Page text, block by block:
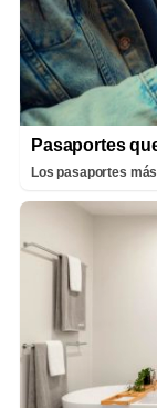
Pasaportes
Los pasaportes